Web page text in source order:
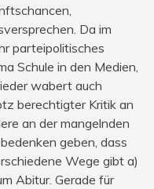
Da im
parteipolitisches
Schule in den Medien,
wabert auch
berechtigter Kritik an
an der mangelnden
geben, dass
Wege gibt a)
Abitur. Gerade für